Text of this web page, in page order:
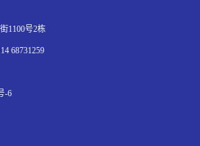
1100号2栋
68731259
-6